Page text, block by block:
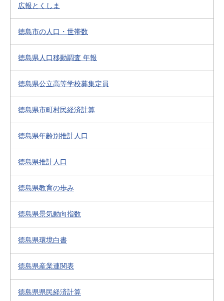
広報とくしま
徳島市の人口・世帯数
徳島県人口移動調査 年報
徳島県公立高等学校募集定員
徳島県市町村民経済計算
徳島県年齢別推計人口
徳島県推計人口
徳島県教育の歩み
徳島県景気動向指数
徳島県環境白書
徳島県産業連関表
徳島県県民経済計算